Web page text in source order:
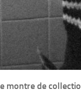
montre de